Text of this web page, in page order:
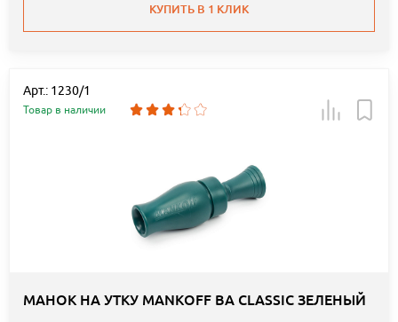
КУПИТЬ В 1 КЛИК
Арт.: 1230/1
Товар в наличии
МАНОК НА УТКУ MANKOFF BA CLASSIC ЗЕЛЕНЫЙ